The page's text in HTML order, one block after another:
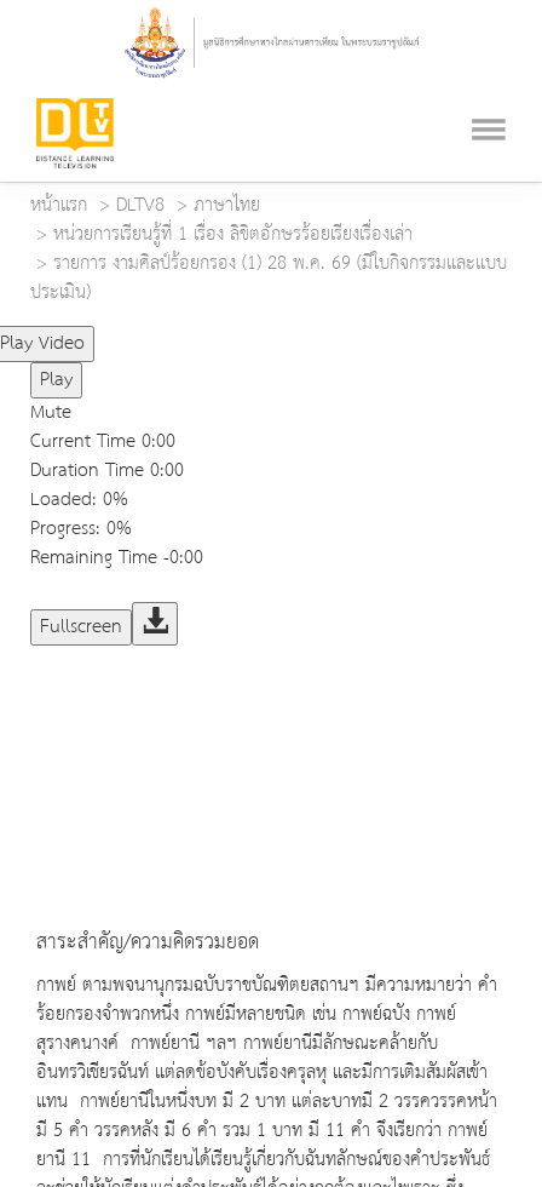
หน้าแรก DLTV8
ภาษาไทย
หน่วยการเรียนรู้ที่ 1 เรื่อง ลิขิตอักษรร้อยเรียงเรื่องเล่า
รายการ งามศิลป์ร้อยกรอง (1) 28 พ.ค. 69 (มีใบกิจกรรมและแบบ
ประเมิน)
Play Video
Play
Mute
Current Time0:00
Duration Time0:00
Loaded: 0%
Progress: 0%
Remaining Time-0:00
Fullscreen
สาระสำคัญ/ความคิดรวมยอด
กาพย์ ตามพจนานุกรมฉบับราชบัณฑิตยสถานฯ มีความหมายว่า คำ
ร้อยกรองจำพวกหนึ่ง กาพย์มีหลายชนิด เช่น กาพย์ฉบัง กาพย์
สุรางคนางค์ กาพย์ยานี ฯลฯ กาพย์ยานีมีลักษณะคล้ายกับ
อินทรวิเชียรฉันท์ แต่ลดข้อบังคับเรื่องครุลหุ และมีการเติมสัมผัสเข้า
แทน กาพย์ยานีในหนึ่งบท มี 2 บาท แต่ละบาทมี 2 วรรควรรคหน้า
มี 5 คำ วรรคหลัง มี 6 คำ รวม 1 บาท มี 11 คำ จึงเรียกว่า กาพย์
ยานี 11 การที่นักเรียนได้เรียนรู้เกี่ยวกับฉันทลักษณ์ของคำประพันธ์